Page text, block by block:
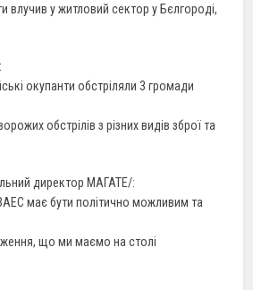
влучив у житловий сектор у Бєлгороді,
окупанти обстріляли 3 громади
обстрілів з різних видів зброї та
директор МАГАТЕ/:
має бути політично можливим та
що ми маємо на столі